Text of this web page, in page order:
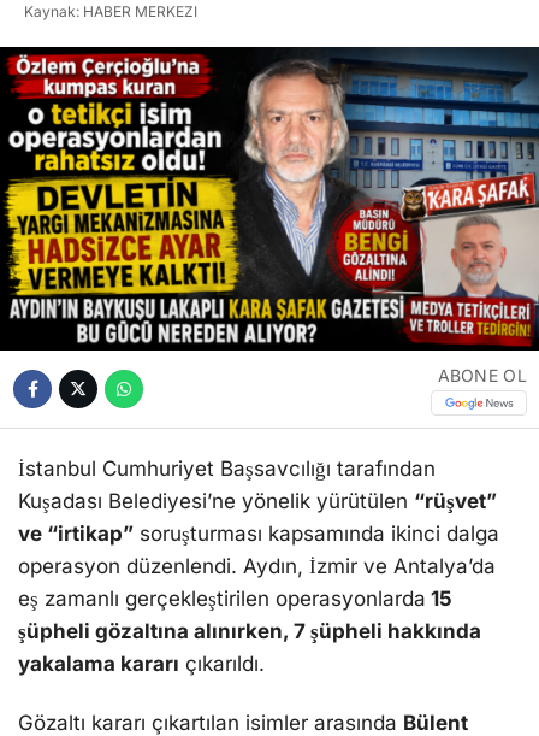
Kaynak: HABER MERKEZI
ABONE OL
İstanbul Cumhuriyet Başsavcılığı tarafından
Kuşadası Belediyesi’ne yönelik yürütülen “rüşvet”
ve “irtikap” soruşturması kapsamında ikinci dalga
operasyon düzenlendi. Aydın, İzmir ve Antalya’da
eş zamanlı gerçekleştirilen operasyonlarda 15
şüpheli gözaltına alınırken, 7 şüpheli hakkında
yakalama kararı çıkarıldı.
Gözaltı kararı çıkartılan isimler arasında Bülent